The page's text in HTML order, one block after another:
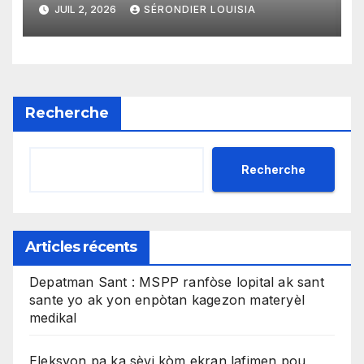
efikas pou fè tranzaksyon
gratis
JUIL 2, 2026 SÉRONDIER LOUISIA
Recherche
Recherche
Articles récents
Depatman Sant : MSPP ranfòse lopital ak sant
sante yo ak yon enpòtan kagezon materyèl
medikal